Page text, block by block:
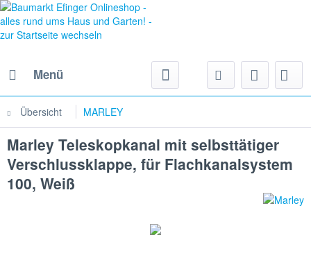
Menü
Übersicht MARLEY
Marley Teleskopkanal mit selbsttätiger
Verschlussklappe, für Flachkanalsystem
100, Weiß